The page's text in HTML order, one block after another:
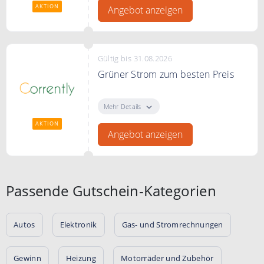
AKTION Angebot anzeigen
AKTION
Gültig bis 31.08.2026
Grüner Strom zum besten Preis
bei Corrently
Mehr Details
Angebot anzeigen
Passende Gutschein-Kategorien
Autos Elektronik Gas- und Stromrechnungen
Gewinn Heizung Motorräder und Zubehör